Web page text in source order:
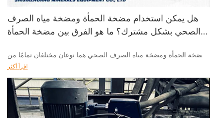
هل يمكن استخدام مضخة الحمأة ومضخة مياه الصرف
الصحي بشكل مشترك؟ ما هو الفرق بين مضخة الحمأة
مضخة الحمأة ومضخة مياه الصرف الصحي هما نوعان مختلفان تمامًا من
المضخات
اقرأ أكثر